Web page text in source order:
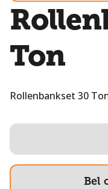
Ton
Rollenbankset 30
Bel